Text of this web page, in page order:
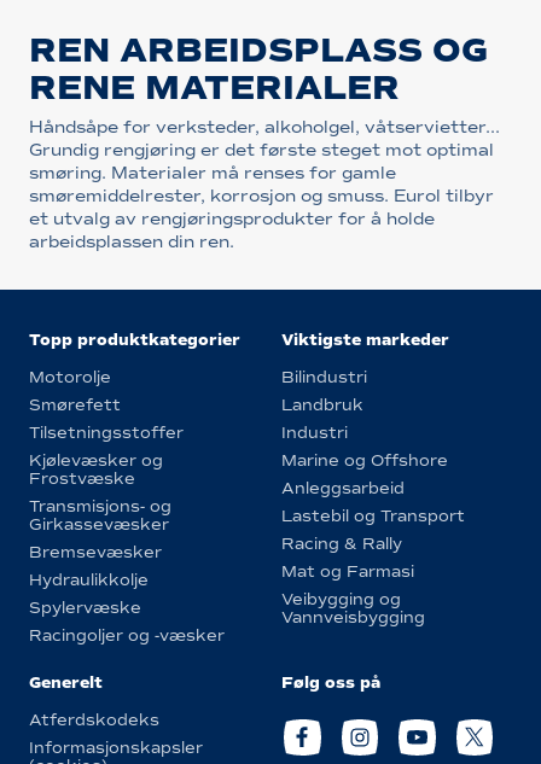
REN ARBEIDSPLASS OG
RENE MATERIALER
Håndsåpe for verksteder, alkoholgel, våtservietter...
Grundig rengjøring er det første steget mot optimal
smøring. Materialer må renses for gamle
smøremiddelrester, korrosjon og smuss. Eurol tilbyr
et utvalg av rengjøringsprodukter for å holde
arbeidsplassen din ren.
Topp produktkategorier
Motorolje
Smørefett
Tilsetningsstoffer
Kjølevæsker og
Frostvæske
Transmisjons- og
Girkassevæsker
Bremsevæsker
Hydraulikkolje
Spylervæske
Racingoljer og -væsker
Viktigste markeder
Bilindustri
Landbruk
Industri
Marine og Offshore
Anleggsarbeid
Lastebil og Transport
Racing & Rally
Mat og Farmasi
Veibygging og
Vannveisbygging
Generelt
Atferdskodeks
Informasjonskapsler
Følg oss på